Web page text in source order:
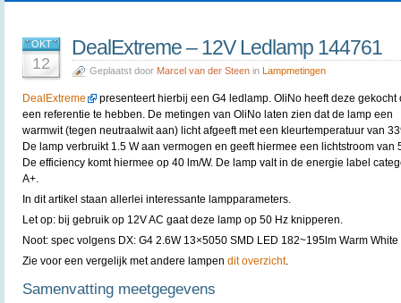
OKT
12
DealExtreme – 12V Ledlamp 144761
Geplaatst door Marcel van der Steen in Lampmetingen
DealExtreme
presenteert hierbij een G4 ledlamp. OliNo heeft deze gekocht
een referentie te hebben. De metingen van OliNo laten zien dat de lamp een
warmwit (tegen neutraalwit aan) licht afgeeft met een kleurtemperatuur van
De lamp verbruikt 1.5 W aan vermogen en geeft hiermee een lichtstroom van
De efficiency komt hiermee op 40 lm/W. De lamp valt in de energie label
A+.
In dit artikel staan allerlei interessante lampparameters.
Let op: bij gebruik op 12V AC gaat deze lamp op 50 Hz knipperen.
Noot: spec volgens DX: G4 2.6W 13×5050 SMD LED 182~195lm Warm
Zie voor een vergelijk met andere lampen dit overzicht.
Samenvatting meetgegevens